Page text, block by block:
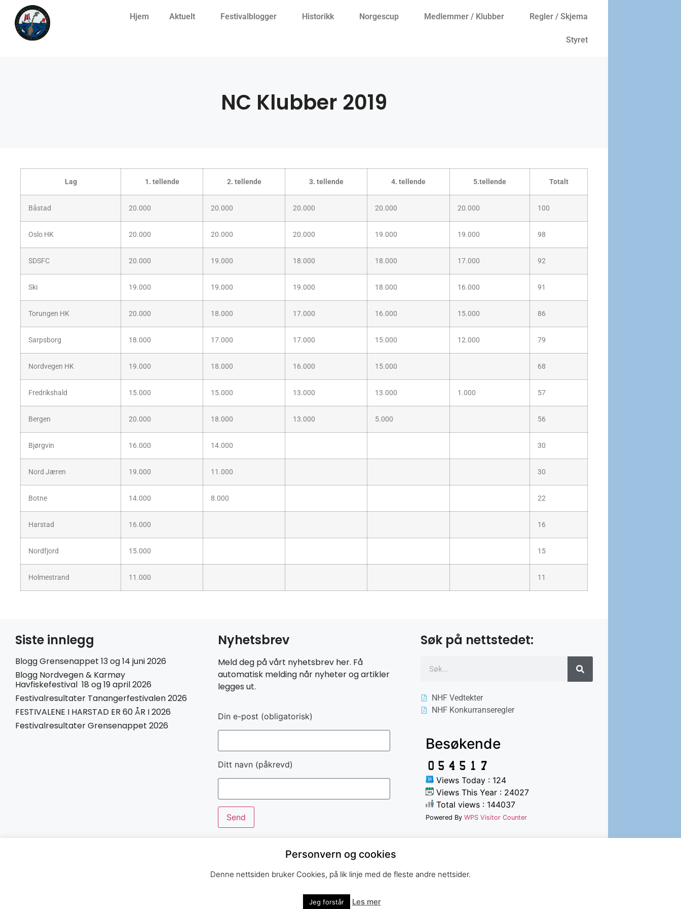
Hjem Aktuelt Festivalblogger Historikk Norgescup Medlemmer / Klubber Regler / Skjema
Styret
NC Klubber 2019
Lag 1. tellende 2. tellende 3. tellende 4. tellende 5.tellende Totalt
Båstad 20.000 20.000 20.000 20.000 20.000 100
Oslo HK 20.000 20.000 20.000 19.000 19.000 98
SDSFC 20.000 19.000 18.000 18.000 17.000 92
Ski 19.000 19.000 19.000 18.000 16.000 91
Torungen HK 20.000 18.000 17.000 16.000 15.000 86
Sarpsborg 18.000 17.000 17.000 15.000 12.000 79
Nordvegen HK 19.000 18.000 16.000 15.000 68
Fredrikshald 15.000 15.000 13.000 13.000 1.000 57
Bergen 20.000 18.000 13.000 5.000 56
Bjørgvin 16.000 14.000 30
Nord Jæren 19.000 11.000 30
Botne 14.000 8.000 22
Harstad 16.000 16
Nordfjord 15.000 15
Holmestrand 11.000 11
Siste innlegg
Blogg Grensenappet 13 og 14 juni 2026
Blogg Nordvegen & Karmøy
Havfiskefestival 18 og 19 april 2026
Festivalresultater Tanangerfestivalen 2026
FESTIVALENE I HARSTAD ER 60 ÅR I 2026
Festivalresultater Grensenappet 2026
Nyhetsbrev
Meld deg på vårt nyhetsbrev her. Få
automatisk melding når nyheter og artikler
legges ut.
Din e-post (obligatorisk)
Ditt navn (påkrevd)
Søk på nettstedet:
NHF Vedtekter
NHF Konkurranseregler
Besøkende
Views Today : 124
Views This Year : 24027
Total views : 144037
Powered By WPS Visitor Counter
Personvern og cookies
Denne nettsiden bruker Cookies, på lik linje med de fleste andre nettsider.
Jeg forstår Les mer